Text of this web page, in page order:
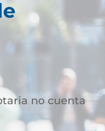
no cuenta